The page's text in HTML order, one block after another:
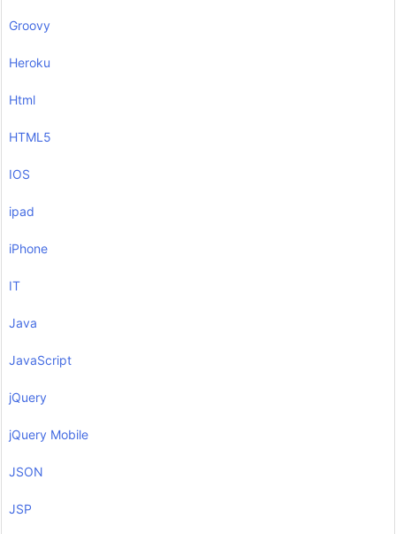
Groovy
Heroku
Html
HTML5
IOS
ipad
iPhone
IT
Java
JavaScript
jQuery
jQuery Mobile
JSON
JSP